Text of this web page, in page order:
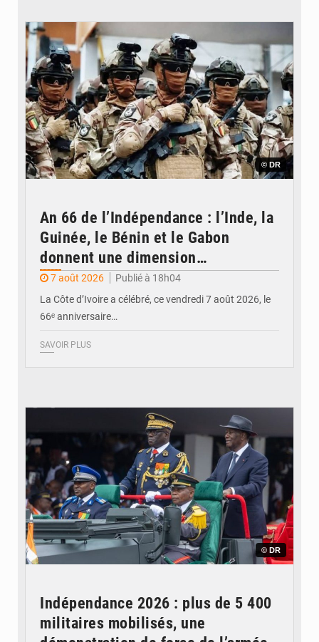
© DR
An 66 de l’Indépendance : l’Inde, la
Guinée, le Bénin et le Gabon
donnent une dimension
internationale au défilé de
Yopougon
7 août 2026
Publié à 18h04
La Côte d’Ivoire a célébré, ce vendredi 7 août 2026, le
66ᵉ anniversaire…
SAVOIR PLUS
© DR
Indépendance 2026 : plus de 5 400
militaires mobilisés, une